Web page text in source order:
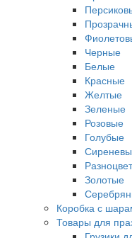
Черные
Белые
Красные
Желтые
Зеленые
Розовые
Голубые
Золотые
Коробка с
Товары для